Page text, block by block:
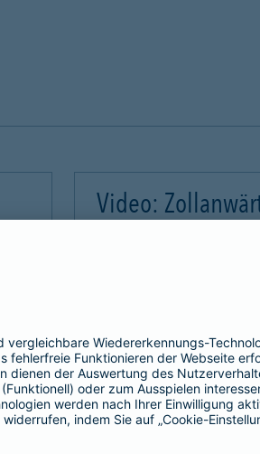
Video:
Wir benötigen Ihre
Wir verwenden einen
Dieser Service kann
Details durch und
Mehr
powered by